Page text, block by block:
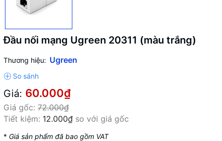
Đầu nối mạng Ugreen 20311 (màu trắng)
Thương hiệu: Ugreen
Giá: 60.000₫
Giá gốc: 72.000₫
Tiết kiệm: 12.000₫ so với giá gốc
* Giá sản phẩm đã bao gồm VAT